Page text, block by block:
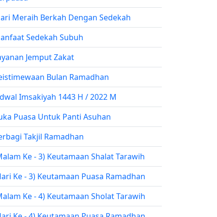
Meraih Berkah Dengan Sedekah
Sedekah Subuh
Jemput Zakat
Bulan Ramadhan
Imsakiyah 1443 H / 2022 M
Puasa Untuk Panti Asuhan
Takjil Ramadhan
Ke - 3) Keutamaan Shalat Tarawih
Ke - 3) Keutamaan Puasa Ramadhan
Ke - 4) Keutamaan Sholat Tarawih